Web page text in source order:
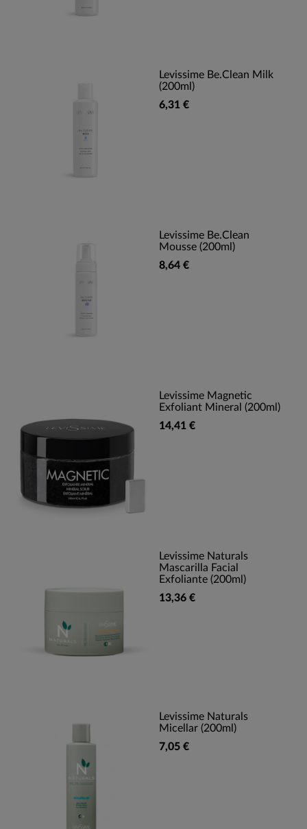
Levissime Be.Clean Milk
(200ml)
6,31 €
Levissime Be.Clean
Mousse (200ml)
8,64 €
Levissime Magnetic
Exfoliant Mineral (200ml)
14,41 €
Levissime Naturals
Mascarilla Facial
Exfoliante (200ml)
13,36 €
Levissime Naturals
Micellar (200ml)
7,05 €